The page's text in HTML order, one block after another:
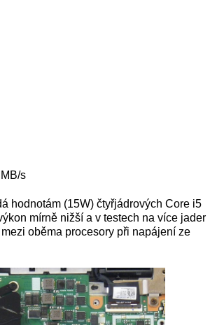
s
hodnotám (15W) čtyřjádrových Core i5
mírně nižší a v testech na více jader
oběma procesory při napájení ze